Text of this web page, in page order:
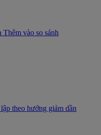
Thêm vào so sánh
theo hướng giảm dần